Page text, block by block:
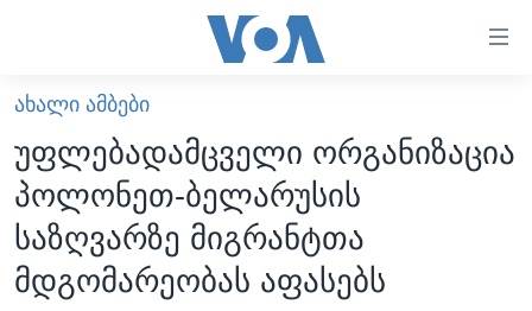
ხელმისაწვდომობისთვის
გადადით
გადადით
მთავარ
ნავიგაციაზე
გადადით
ძიებაზე
ᲐᲮᲐᲚᲘ ᲐᲛᲑᲔᲑᲘ
ᲡᲐᲥᲐᲠᲗᲕᲔᲚᲝ
ᲐᲨᲨ
ᲐᲨᲨ-ᲘᲡ ᲐᲠᲩᲔᲕᲜᲔᲑᲘ 2024
ᲐᲮᲐᲚᲘ ᲐᲛᲑᲔᲑᲘ
უფლებადამცველი ორგანიზაცია
პოლონეთ-ბელარუსის
საზღვარზე მიგრანტთა
მდგომარეობას აფასებს